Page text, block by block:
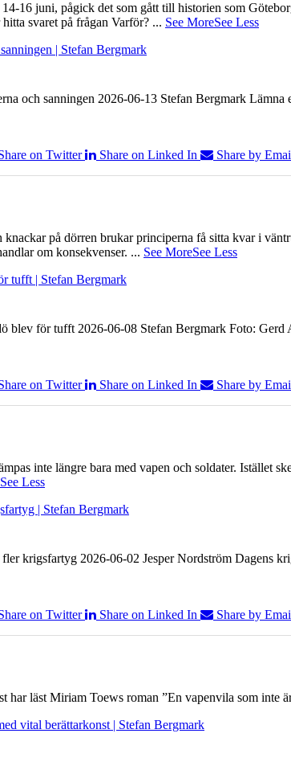
16 juni, pågick det som gått till historien som
svaret på frågan Varför? ... See MoreSee Less
| Stefan Bergmark
och sanningen 2026-06-13 Stefan Bergmark
on Twitter Share on Linked In Share by
på dörren brukar principerna få sitta kvar i
om konsekvenser. ... See MoreSee Less
tufft | Stefan Bergmark
blev för tufft 2026-06-08 Stefan Bergmark Foto:
on Twitter Share on Linked In Share by
inte längre bara med vapen och soldater. Istället
See Less
| Stefan Bergmark
krigsfartyg 2026-06-02 Jesper Nordström Dagens
on Twitter Share on Linked In Share by
har läst Miriam Toews roman ”En vapenvila som inte
vital berättarkonst | Stefan Bergmark